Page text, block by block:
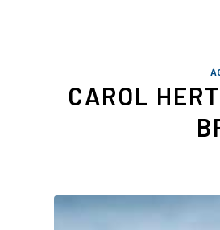
CAROL